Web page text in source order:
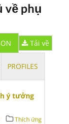
về phụ
Tải về
PROFILES
ý tưởng
Thích ứng